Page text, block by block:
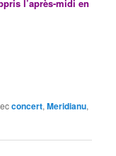
l’après-midi en
concert,Meridianu,